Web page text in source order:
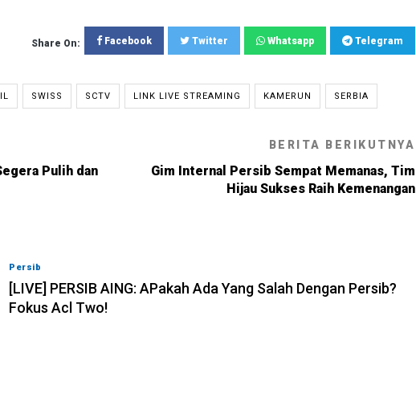
Share On: Facebook Twitter Whatsapp Telegram
SWISS SCTV LINK LIVE STREAMING KAMERUN SERBIA
Pulih dan
BERITA BERIKUTNYA
Gim Internal Persib Sempat Memanas, Tim
Hijau Sukses Raih Kemenangan
Persib
[LIVE] PERSIB AING: APakah Ada Yang Salah Dengan Persib?
Fokus Acl Two!